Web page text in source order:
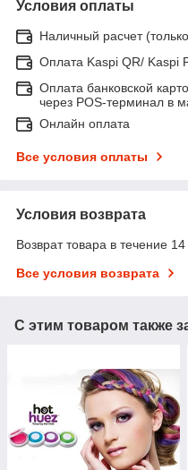
Условия оплаты
Наличный расчет
Оплата Kaspi QR/ Kaspi
Оплата банковской
через POS-терминал в
Онлайн оплата
Все условия оплаты
Условия возврата
Возврат товара в течение
Все условия возврата
С этим товаром также